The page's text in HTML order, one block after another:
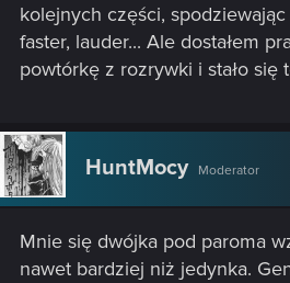
kolejnych części,
faster, lauder... Ale dostałem
powtórkę z rozrywki i stało się
HuntMocy Moderator
Mnie się dwójka pod paroma
nawet bardziej niż jedynka.